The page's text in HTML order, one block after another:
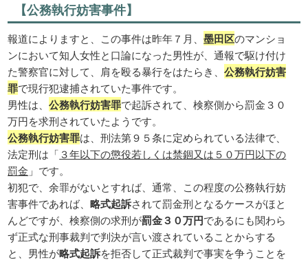
【公務執行妨害事件】
報道によりますと、この事件は昨年７月、墨田区のマンショ
ンにおいて知人女性と口論になった男性が、通報で駆け付け
た警察官に対して、肩を殴る暴行をはたらき、公務執行妨害
罪で現行犯逮捕されていた事件です。
男性は、公務執行妨害罪で起訴されて、検察側から罰金３０
万円を求刑されていたようです。
公務執行妨害罪は、刑法第９５条に定められている法律で、
法定刑は「３年以下の懲役若しくは禁錮又は５０万円以下の
罰金 」です。
初犯で、余罪がないとすれば、通常、この程度の公務執行妨
害事件であれば、略式起訴されて罰金刑となるケースがほと
んどですが、検察側の求刑が罰金３０万円であるにも関わら
ず正式な刑事裁判で判決が言い渡されていることからする
と、男性が略式起訴を拒否して正式裁判で事実を争うことを